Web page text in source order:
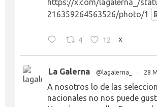
https://x.com/lagalerna_/
216359264563526/photo/1
4 12 X
La Galerna @lagalerna_ · 28
A nosotros lo de las
nacionales no nos puede